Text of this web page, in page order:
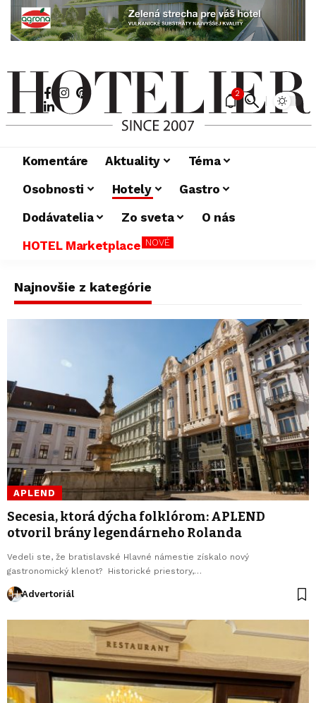
2
Komentáre Aktuality
Téma
Osobnosti
Hotely
Gastro
Dodávatelia
Zo sveta
O nás
HOTEL Marketplace NOVÉ
Najnovšie z kategórie
APLEND
Secesia, ktorá dýcha folklórom: APLEND
otvoril brány legendárneho Rolanda
Vedeli ste, že bratislavské Hlavné námestie získalo nový
gastronomický klenot? Historické priestory,…
Advertoriál